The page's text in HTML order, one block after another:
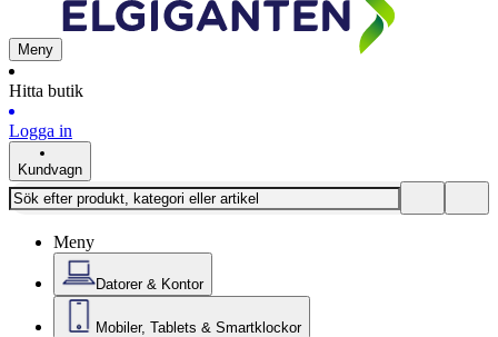
Meny
Hitta butik
Logga in
Kundvagn
Meny
Datorer & Kontor
Mobiler, Tablets & Smartklockor